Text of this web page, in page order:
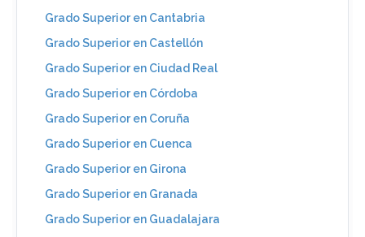
Grado Superior en Cantabria
Grado Superior en Castellón
Grado Superior en Ciudad Real
Grado Superior en Córdoba
Grado Superior en Coruña
Grado Superior en Cuenca
Grado Superior en Girona
Grado Superior en Granada
Grado Superior en Guadalajara